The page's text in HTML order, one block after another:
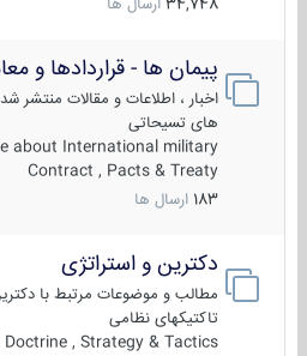
34,748 ارسال ها
پیمان ها - قراردادها و
اخبار ، اطلاعات و مقالات منتشر
های تسیحاتی
about International military
Contract , Pacts & Treaty
183 ارسال ها
دکترین و استراتژی
مطالب و موضوعات مرتبط با دکترین
تاکتیکهای نظامی
Doctrine , Strategy & Tactics